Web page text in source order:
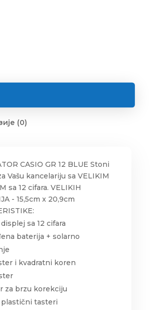
(0)
CASIO GR 12 BLUE Stoni
Vašu kancelariju sa VELIKIM
sa 12 cifara. VELIKIH
- 15,5cm x 20,9cm
sa 12 cifara
baterija + solarno
i kvadratni koren
za brzu korekciju
plastični tasteri